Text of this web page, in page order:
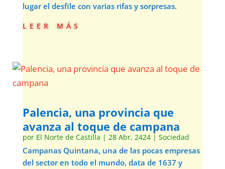
lugar el desfile con varias rifas y sorpresas.
leer más
Palencia, una provincia que
avanza al toque de campana
por El Norte de Castilla | 28 Abr, 2424| Sociedad
Campanas Quintana, una de las pocas empresas
del sector en todo el mundo, data de 1637 y